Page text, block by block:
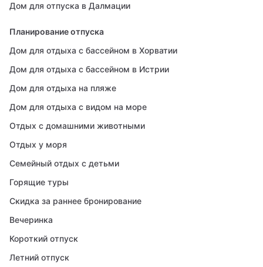
Дом для отпуска в Далмации
Планирование отпуска
Дом для отдыха с бассейном в Хорватии
Дом для отдыха с бассейном в Истрии
Дом для отдыха на пляже
Дом для отдыха с видом на море
Отдых с домашними животными
Отдых у моря
Семейный отдых с детьми
Горящие туры
Скидка за раннее бронирование
Вечеринка
Короткий отпуск
Летний отпуск